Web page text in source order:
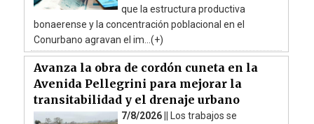
que la estructura productiva
bonaerense y la concentración poblacional en el
Conurbano agravan el im...(+)
Avanza la obra de cordón cuneta en la
Avenida Pellegrini para mejorar la
transitabilidad y el drenaje urbano
7/8/2026 || Los trabajos se